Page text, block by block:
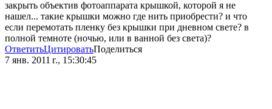
закрыть объектив фотоаппарата крышкой, которой я не
нашел... такие крышки можно где нить приобрести? и что
если перемотать пленку без крышки при дневном свете? в
полной темноте (ночью, или в ванной без света)?
ОтветитьЦитироватьПоделиться
7 янв. 2011 г., 15:30:45